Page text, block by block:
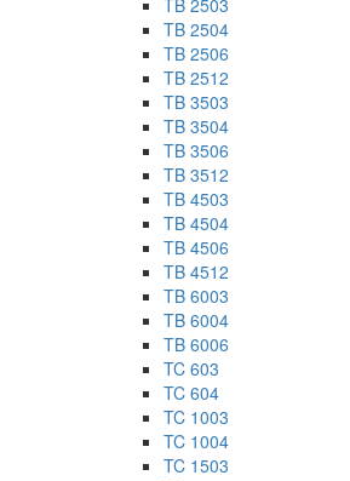
TB 2504
TB 2506
TB 2512
TB 3503
TB 3504
TB 3506
TB 3512
TB 4503
TB 4504
TB 4506
TB 4512
TB 6003
TB 6004
TB 6006
TC 603
TC 604
TC 1003
TC 1004
TC 1503